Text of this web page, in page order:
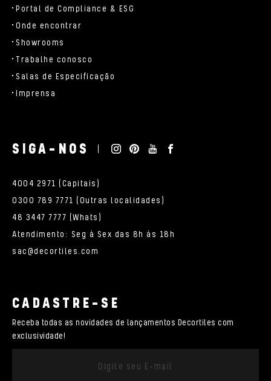
Portal de Compliance & ESG
Onde encontrar
Showrooms
Trabalhe conosco
Salas de Especificação
Imprensa
SIGA-NOS
4004 2971 (Capitais)
0300 789 7771 (Outras localidades)
48 3447 7777 (Whats)
Atendimento: Seg à Sex das 8h às 18h
sac@decortiles.com
CADASTRE-SE
Receba todas as novidades de lançamentos Decortiles com
exclusividade!